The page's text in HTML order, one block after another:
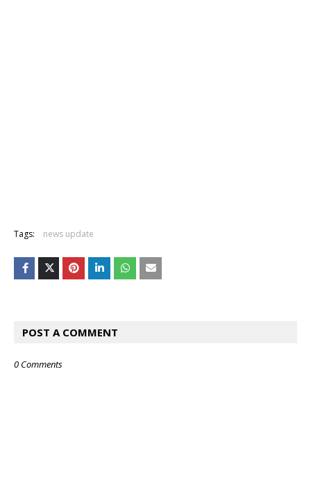
Tags: news update
POST A COMMENT
0 Comments